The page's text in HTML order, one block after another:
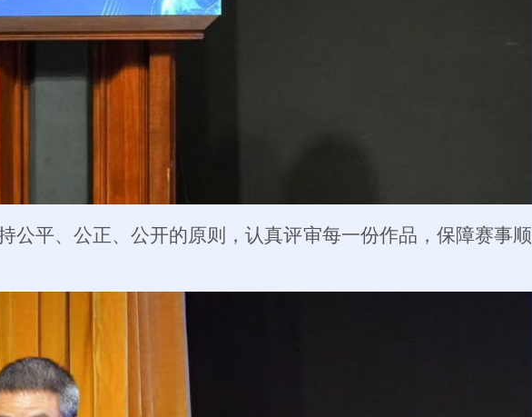
公平、公正、公开的原则，认真评审每一份作品，保障赛事顺